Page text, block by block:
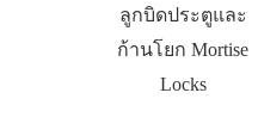
ลูกบิดประตูและ
ก้านโยก Mortise
Locks